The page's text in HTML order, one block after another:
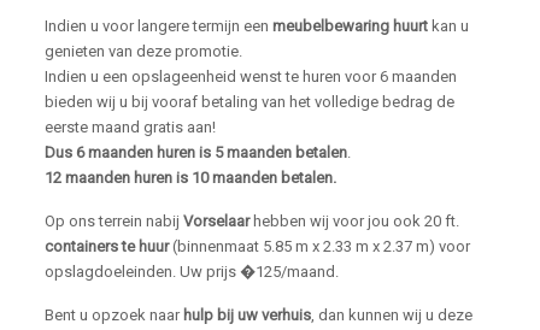
Indien u voor langere termijn een meubelbewaring huurtkan u
genieten van deze promotie.
Indien u een opslageenheid wenst te huren voor 6 maanden
bieden wij u bij vooraf betaling van het volledige bedrag de
eerste maand gratis aan!
Dus 6 maanden huren is 5 maanden betalen.
12 maanden huren is 10 maanden betalen.
Op ons terrein nabij Vorselaarhebben wij voor jou ook 20 ft.
containers te huur(binnenmaat 5.85 m x 2.33 m x 2.37 m) voor
opslagdoeleinden. Uw prijs �125/maand.
Bent u opzoek naar hulp bij uw verhuis, dan kunnen wij u deze